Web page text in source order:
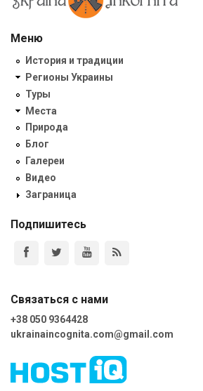
Меню
История и традиции
Регионы Украины
Туры
Места
Природа
Блог
Галереи
Видео
Заграница
Подпишитесь
Связаться с нами
+38 050 9364428
ukrainaincognita.com@gmail.com